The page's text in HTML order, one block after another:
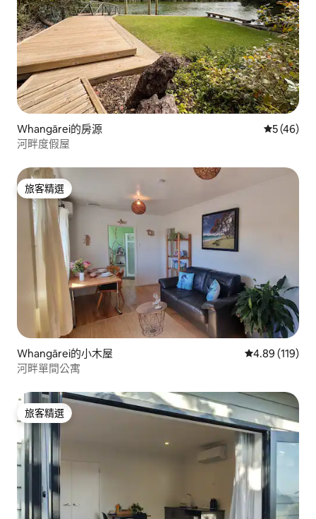
Whangārei的房源 從 46 則評
5 (46)
河畔度假屋
旅客精選
旅客精選
Whangārei的小木屋 從 119 則評價
4.89 (119)
河畔單間公寓
旅客精選
旅客精選